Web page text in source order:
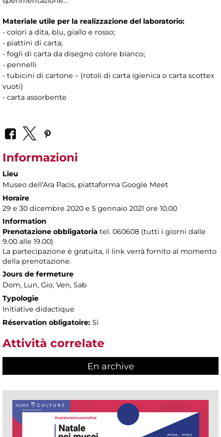
Materiale utile per la realizzazione del laboratorio:
- colori a dita, blu, giallo e rosso;
- piattini di carta;
- fogli di carta da disegno colore bianco;
- pennelli
- tubicini di cartone – (rotoli di carta igienica o carta scottex
vuoti)
- carta assorbente
Informazioni
Lieu
Museo dell'Ara Pacis, piattaforma Google Meet
Horaire
29 e 30 dicembre 2020 e 5 gennaio 2021 ore 10.00
Information
Prenotazione obbligatoria tel. 060608 (tutti i giorni dalle
9.00 alle 19.00)
La partecipazione è gratuita, il link verrà fornito al momento
della prenotazione.
Jours de fermeture
Dom, Lun, Gio, Ven, Sab
Typologie
Initiative didactique
Réservation obligatoire: Sì
Attività correlate
En archive